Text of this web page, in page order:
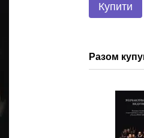
Купити
Разом